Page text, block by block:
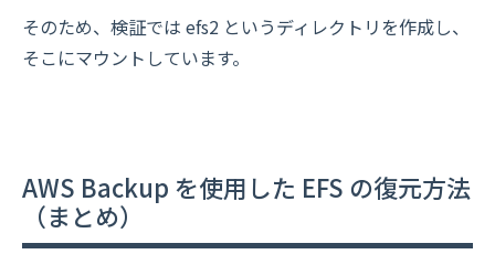
そのため、検証では efs2 というディレクトリを作成し、
そこにマウントしています。
AWS Backup を使用した EFS の復元方法
（まとめ）